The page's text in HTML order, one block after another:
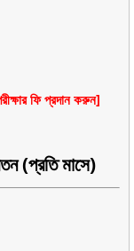
ফি প্রদান করুন]
মাসে)